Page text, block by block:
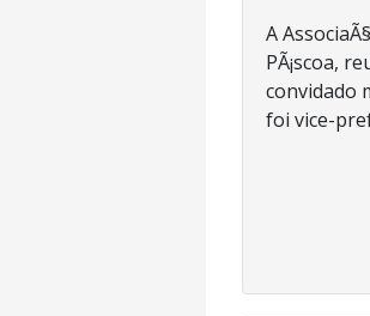
A
PÃ¡scoa,
convidado
foi vice-